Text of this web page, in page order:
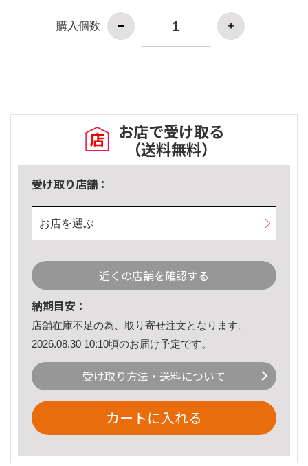
購入個数
お店で受け取る
（送料無料）
受け取り店舗：
お店を選ぶ
近くの店舗を確認する
納期目安：
店舗在庫不足の為、取り寄せ注文となります。
2026.08.30 10:10頃のお届け予定です。
受け取り方法・送料について
カートに入れる